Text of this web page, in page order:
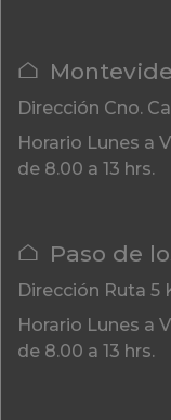
Dirección Cno.
Horario Lunes a
de 8.00 a 13 hrs.
Paso de
Dirección Ruta 5
Horario Lunes a
de 8.00 a 13 hrs.